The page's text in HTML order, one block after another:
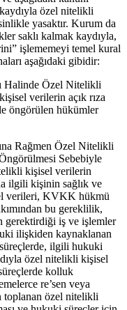
özel nitelikli
yasaktır. Kurum da
saklı kalmak kaydıyla,
işlememeyi temel kural
aşağıdaki gibidir:
Halinde Özel Nitelikli
verilerin açık rıza
öngörülen hükümler
Rağmen Özel Nitelikli
Sebebiyle
kişisel verilerin
ilgili kişinin sağlık ve
verileri, KVKK hükmü
bu gereklilik,
gerektirdiği iş ve işlemler
ilişkiden kaynaklanan
ilgili hukuki
özel nitelikli kişisel
kolluk
re’sen veya
toplanan özel nitelikli